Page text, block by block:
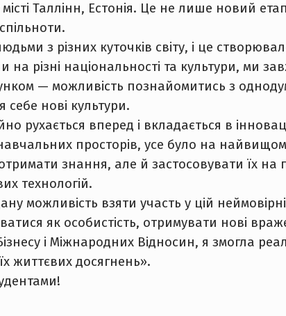
місті Таллінн, Естонія. Це не лише новий
з різних куточків світу, і це
різні національності та культури, ми
— можливість познайомитись з
себе нові культури.
рухається вперед і вкладається в
просторів, усе було на
знання, але й застосовувати їх на
технологій.
можливість взяти участь у цій
як особистість, отримувати нові
і Міжнародних Відносин, я змогла
життєвих досягнень».